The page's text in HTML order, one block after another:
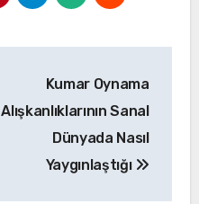
Kumar Oynama
Alışkanlıklarının Sanal
Dünyada Nasıl
Yaygınlaştığı